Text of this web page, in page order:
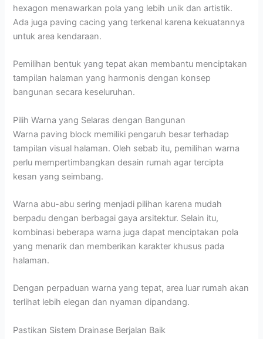
hexagon menawarkan pola yang lebih unik dan artistik.
Ada juga paving cacing yang terkenal karena kekuatannya
untuk area kendaraan.
Pemilihan bentuk yang tepat akan membantu menciptakan
tampilan halaman yang harmonis dengan konsep
bangunan secara keseluruhan.
Pilih Warna yang Selaras dengan Bangunan
Warna paving block memiliki pengaruh besar terhadap
tampilan visual halaman. Oleh sebab itu, pemilihan warna
perlu mempertimbangkan desain rumah agar tercipta
kesan yang seimbang.
Warna abu-abu sering menjadi pilihan karena mudah
berpadu dengan berbagai gaya arsitektur. Selain itu,
kombinasi beberapa warna juga dapat menciptakan pola
yang menarik dan memberikan karakter khusus pada
halaman.
Dengan perpaduan warna yang tepat, area luar rumah akan
terlihat lebih elegan dan nyaman dipandang.
Pastikan Sistem Drainase Berjalan Baik